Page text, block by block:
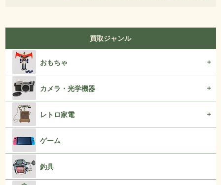
買取ジャンル
おもちゃ
カメラ・光学機器
レトロ家電
ゲーム
釣具